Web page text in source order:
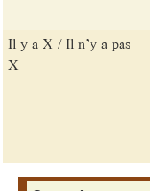
Il y a X / Il n’y a pas
X